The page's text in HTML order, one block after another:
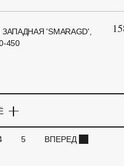
'SMARAGD',
450
5 ВПЕРЕД